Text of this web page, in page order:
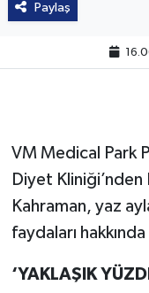
Paylaş
VM Medical Park
Diyet
Kahraman, yaz
faydaları
‘YAKLAŞIK